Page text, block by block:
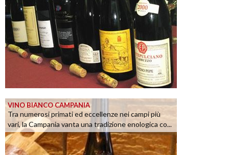
VINO BIANCO CAMPANIA
Tra numerosi primati ed eccellenze nei campi più
vari, la Campania vanta una tradizione enologica co...